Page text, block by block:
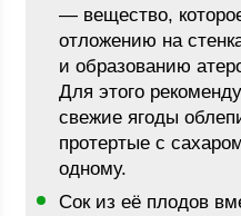
— вещество,
отложению на
и образованию
Для этого
свежие ягоды
протертые с
одному.
Сок из её плодов